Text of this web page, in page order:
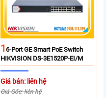
16-Port GE Smart PoE Switch
HIKVISION DS-3E1520P-EI/M
Giá bán: liên hệ
Giá Gốc: liên hệ